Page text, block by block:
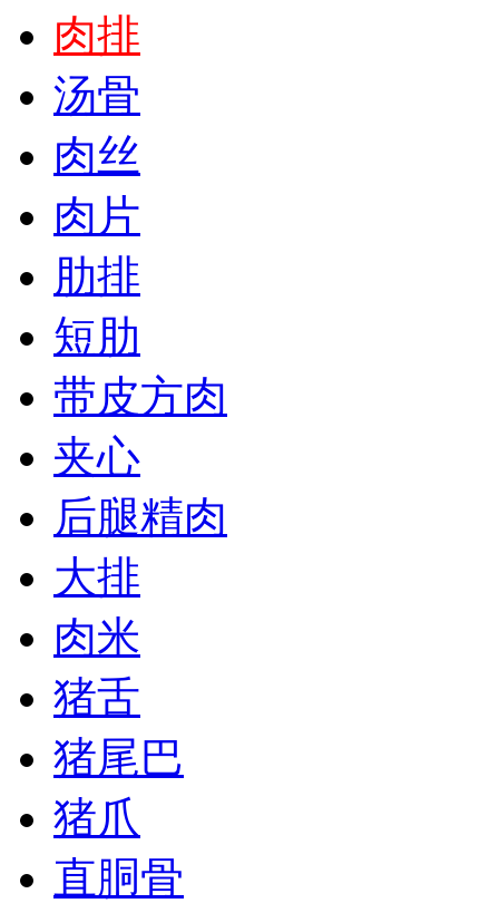
肉排
汤骨
肉丝
肉片
肋排
短肋
带皮方肉
夹心
后腿精肉
大排
肉米
猪舌
猪尾巴
猪爪
直胴骨